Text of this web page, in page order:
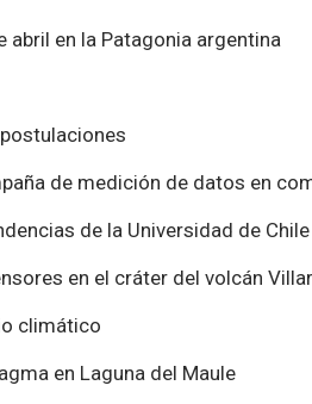
abril en la Patagonia argentina
de medición de datos en
de la Universidad de Chile
en el cráter del volcán
climático
en Laguna del Maule